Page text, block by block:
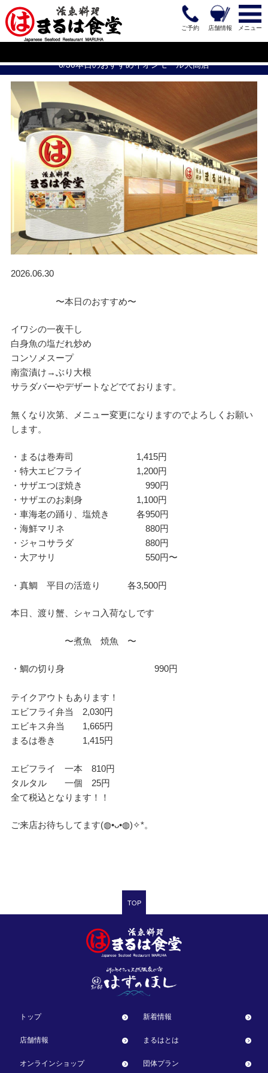
メニュー
店舗情報
ご予約
6/30本日のおすすめイオンモール大高店
2026.06.30
〜本日のおすすめ〜
イワシの一夜干し
白身魚の塩だれ炒め
コンソメスープ
南蛮漬け→ぶり大根
サラダバーやデザートなどでております。
無くなり次第、メニュー変更になりますのでよろしくお願い
します。
・まるは巻寿司 1,415円
・特大エビフライ 1,200円
・サザエつぼ焼き 990円
・サザエのお刺身 1,100円
・車海老の踊り、塩焼き 各950円
・海鮮マリネ 880円
・ジャコサラダ 880円
・大アサリ 550円〜
・真鯛 平目の活造り 各3,500円
本日、渡り蟹、シャコ入荷なしです
〜煮魚 焼魚 〜
・鯛の切り身 990円
テイクアウトもあります！
エビフライ弁当 2,030円
エビキス弁当 1,665円
まるは巻き 1,415円
エビフライ 一本 810円
タルタル 一個 25円
全て税込となります！！
ご来店お待ちしてます(⁠◍⁠•⁠ᴗ⁠•⁠◍⁠)⁠✧⁠*⁠。
TOP
トップ 新着情報
店舗情報 まるはとは
オンラインショップ 団体プラン